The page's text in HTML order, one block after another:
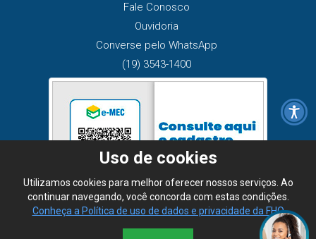
Fale Conosco
Ouvidoria
Converse pelo WhatsApp
(19) 3543-1400
Uso de cookies
Utilizamos cookies para melhor oferecer nossos serviços. Ao
continuar navegando, você concorda com estas condições.
Conheça a Política de uso de dados e privacidade da FHO